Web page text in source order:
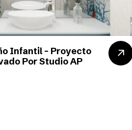
Infantil – Proyecto
Por Studio AP